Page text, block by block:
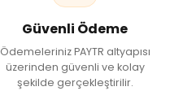
Güvenli Ödeme
Ödemeleriniz PAYTR altyapısı
üzerinden güvenli ve kolay
şekilde gerçekleştirilir.